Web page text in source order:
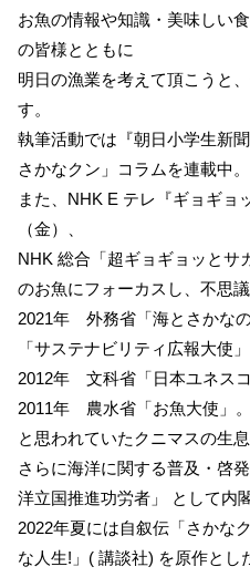
お魚の情報や知識・美味しい
の皆様とともに
明日の漁業を考えて頂こうと
す。
執筆活動では『朝日小学生新
さかなクン」コラムを連載中。
また、NHK E テレ『ギョギ
（金）、
NHK 総合「超ギョギョッと
のお魚にフォーカスし、不思
2021年 外務省「海とさかな
「サステナビリティ広報大使」
2012年 文科省「日本ユネスコ
2011年 農水省「お魚大使」
と思われていたクニマスの生息
さらに海洋に関する普及・啓
洋立国推進功労者」 として内
2022年夏には自叙伝「さかな
な人生!」( 講談社) を原作とし